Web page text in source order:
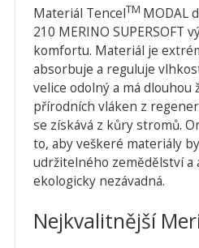
Materiál TencelTM MODAL
210 MERINO SUPERSOFT
komfortu. Materiál je
absorbuje a reguluje
velice odolný a má dlouhou
přírodních vláken z
se získává z kůry stromů.
to, aby veškeré materiály
udržitelného zemědělství a
ekologicky nezávadná.
Nejkvalitnější